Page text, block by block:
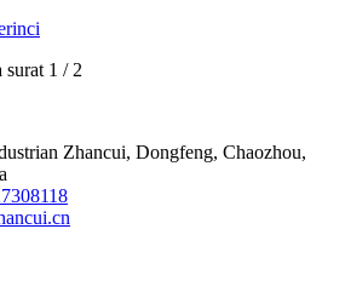
surat 1 / 2
Zhancui, Dongfeng, Chaozhou,